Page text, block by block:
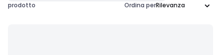
prodotto Ordina per